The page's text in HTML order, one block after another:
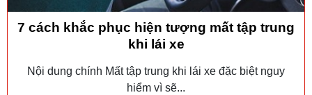
7 cách khắc phục hiện tượng mất tập trung
khi lái xe
Nội dung chính Mất tập trung khi lái xe đặc biệt nguy
hiểm vì sẽ...